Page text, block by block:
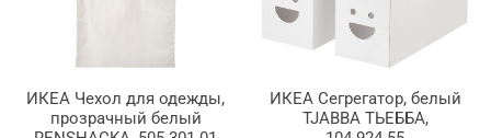
ИКЕА Чехол для одежды,
прозрачный белый
ИКЕА Сегрегатор, белый
TJABBA ТЬЕББА,